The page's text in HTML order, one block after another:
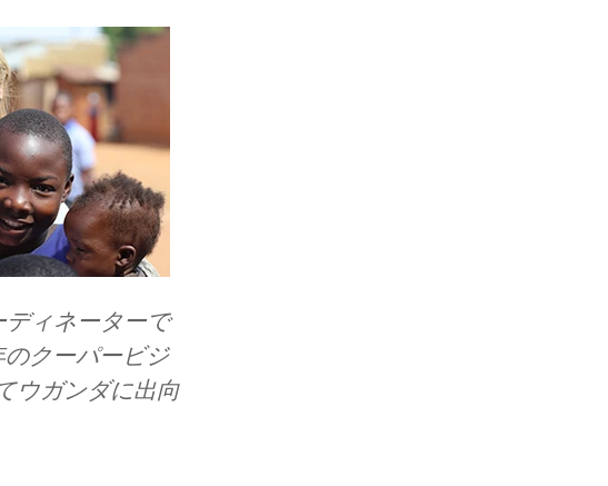
ィネーターで
のクーパービジ
ウガンダに出向